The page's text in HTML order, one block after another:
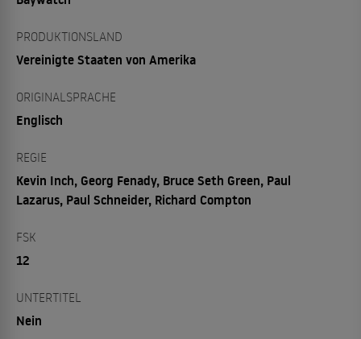
PRODUKTIONSLAND
Vereinigte Staaten von Amerika
ORIGINALSPRACHE
Englisch
REGIE
Kevin Inch, Georg Fenady, Bruce Seth Green, Paul
Lazarus, Paul Schneider, Richard Compton
FSK
12
UNTERTITEL
Nein